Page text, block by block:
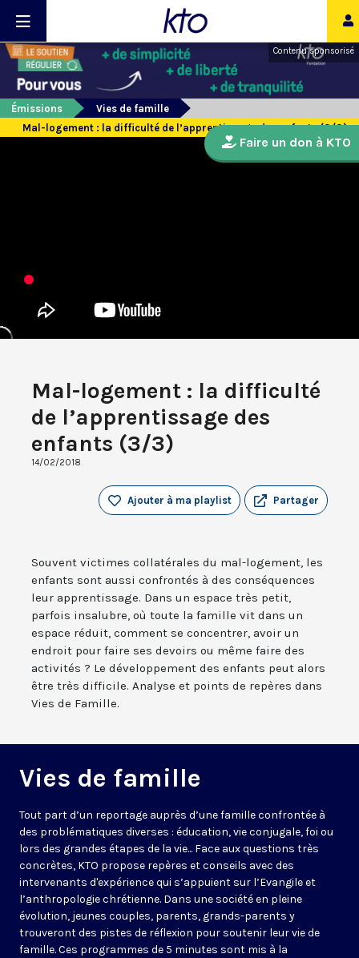
Contenu sponsorisé
Émissions
Vies de famille
Mal-logement : la difficulté de l’apprentissage des enfants (3/3)
Mal-logement : la difficulté
de l’apprentissage des
enfants (3/3)
14/02/2018
Partager
Ajouter à ma playlist
Souvent victimes collatérales du mal-logement, les
enfants sont aussi confrontés à des conséquences
leur apprentissage. Dans un espace très petit,
parfois insalubre, où toute la famille vit dans un
espace réduit, comment se concentrer, avoir un
endroit pour faire ses devoirs ou même faire des
activités ? Le développement des enfants peut alors
être très difficile. Analyse et points de repères dans
Vies de Famille.
Vies de famille
Tout part d’un reportage auprès d’une famille confrontée à
des problématiques diverses : éducation, vie conjugale, foi ou
lors des grandes étapes de la vie... Face aux questions très
concrètes, KTO propose repères et conseils avec des
intervenants d'expérience qui s’appuient sur l’Evangile et
l’anthropologie chrétienne. Dans une société en pleine
évolution, jeunes couples, parents, grands-parents y
trouveront des pistes de réflexion pour soutenir leur vie de
famille. Ces programmes de 5 minutes sont mis à la
Faire un don à KTO